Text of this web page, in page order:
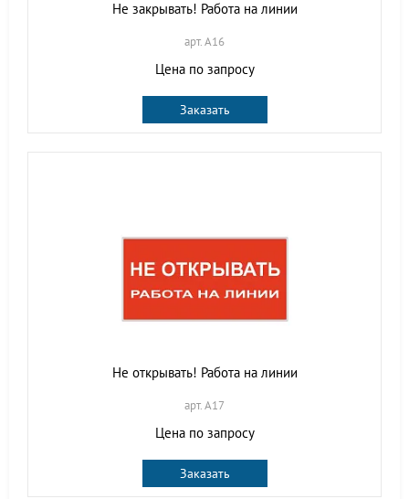
Не закрывать! Работа на линии
арт. A16
Цена по запросу
Заказать
Не открывать! Работа на линии
арт. A17
Цена по запросу
Заказать